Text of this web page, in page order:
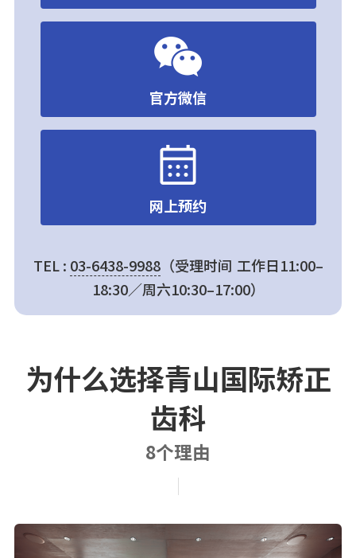
官方微信
网上预约
TEL : 03-6438-9988（受理时间 工作日11:00–
18:30／周六10:30–17:00）
为什么选择青山国际矫正
齿科
8个理由